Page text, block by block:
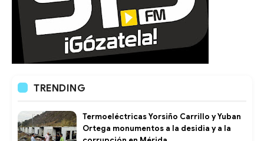
TRENDING
Termoeléctricas Yorsiño Carrillo y Yuban
Ortega monumentos a la desidia y a la